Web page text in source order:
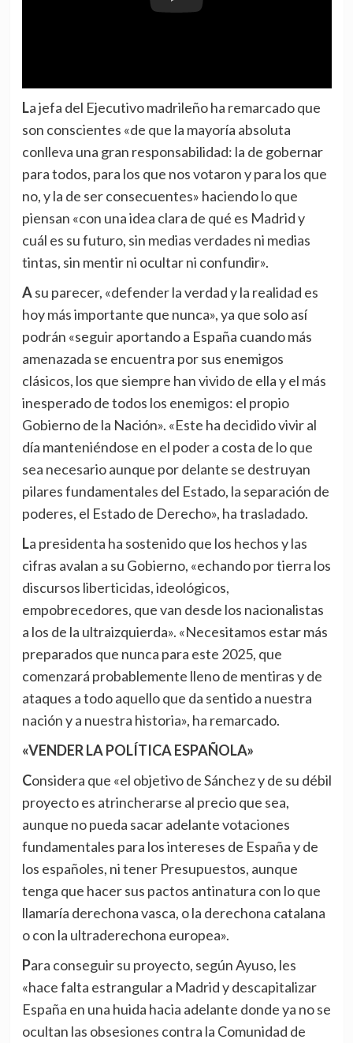
La jefa del Ejecutivo madrileño ha remarcado que
son conscientes «de que la mayoría absoluta
conlleva una gran responsabilidad: la de gobernar
para todos, para los que nos votaron y para los que
no, y la de ser consecuentes» haciendo lo que
piensan «con una idea clara de qué es Madrid y
cuál es su futuro, sin medias verdades ni medias
tintas, sin mentir ni ocultar ni confundir».
A su parecer, «defender la verdad y la realidad es
hoy más importante que nunca», ya que solo así
podrán «seguir aportando a España cuando más
amenazada se encuentra por sus enemigos
clásicos, los que siempre han vivido de ella y el más
inesperado de todos los enemigos: el propio
Gobierno de la Nación». «Este ha decidido vivir al
día manteniéndose en el poder a costa de lo que
sea necesario aunque por delante se destruyan
pilares fundamentales del Estado, la separación de
poderes, el Estado de Derecho», ha trasladado.
La presidenta ha sostenido que los hechos y las
cifras avalan a su Gobierno, «echando por tierra los
discursos liberticidas, ideológicos,
empobrecedores, que van desde los nacionalistas
a los de la ultraizquierda». «Necesitamos estar más
preparados que nunca para este 2025, que
comenzará probablemente lleno de mentiras y de
ataques a todo aquello que da sentido a nuestra
nación y a nuestra historia», ha remarcado.
«VENDER LA POLÍTICA ESPAÑOLA»
Considera que «el objetivo de Sánchez y de su débil
proyecto es atrincherarse al precio que sea,
aunque no pueda sacar adelante votaciones
fundamentales para los intereses de España y de
los españoles, ni tener Presupuestos, aunque
tenga que hacer sus pactos antinatura con lo que
llamaría derechona vasca, o la derechona catalana
o con la ultraderechona europea».
Para conseguir su proyecto, según Ayuso, les
«hace falta estrangular a Madrid y descapitalizar
España en una huida hacia adelante donde ya no se
ocultan las obsesiones contra la Comunidad de